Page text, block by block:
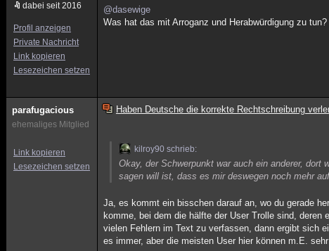
dabei seit 2016
Profil anzeigen
Private Nachricht
Link kopieren
Lesezeichen setzen
@dasewige
Was hat das mit Arroganz und Herabwürdigung zu
parafugacious
ehemaliges Mitglied
Link kopieren
Lesezeichen setzen
Haben Deutsche die korrekte Rechtschreibung
kilroy90 schrieb:
Okay, der Schwerpunkt war auch ein anderer,
sagen will ist, dass es mir deswegen noch mehr
Ja, es kommt ein bisschen darauf an, wo du gerade
komme, bei dem die hälfte der User Trolle sind,
vielen Fehlern im Text zu verfassen, dann ergibt sich
es immer, aber die meisten User hier können m.E.